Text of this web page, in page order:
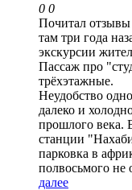
0 0
Почитал отзывы
там три года
экскурсии
Пассаж про
трёхэтажные.
Неудобство
далеко и
прошлого века.
станции
парковка в
полвосьмого не
далее